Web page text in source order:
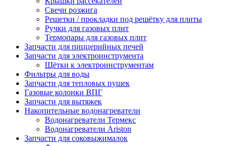
Свечи розжига
Решетки / прокладки под решётку для плиты
Ручки для газовых плит
Термопары для газовых плит
Запчасти для пиццерийных печей
Запчасти для электроинструмента
Щётки к электроинструментам
Фильтры для воды
Запчасти для тепловых пушек
Газовые колонки ВПГ
Запчасти для вытяжек
Накопительные водонагреватели
Водонагреватели Термекс
Водонагреватели Ariston
Запчасти для соковыжималок